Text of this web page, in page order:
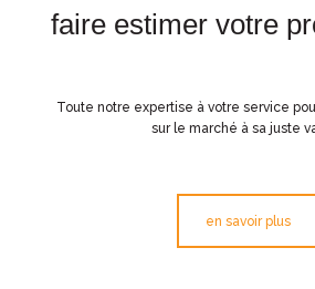
faire estimer votre
Toute notre expertise à votre service
sur le marché à sa juste
en savoir plus